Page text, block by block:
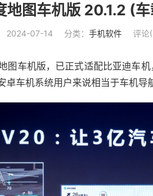
地图车机版 20.1.2 (
2024-07-14 分类： 手机软件 评论
图车机版，已正式适配比亚迪车
车机系统用户来说相当于车机导